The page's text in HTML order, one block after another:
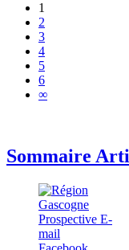
1
2
3
4
5
6
∞
Sommaire